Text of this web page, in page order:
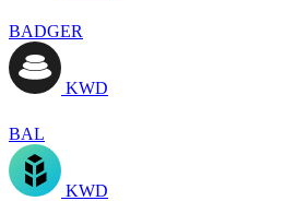
BADGER
KWD
BAL
KWD